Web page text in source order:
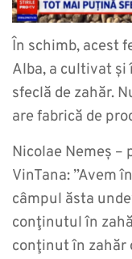
În schimb, acest
Alba, a cultivat și
sfeclă de zahăr.
are fabrică de
Nicolae Nemeș
VinTana: ”Avem
câmpul ăsta
conţinutul în
conţinut în zahăr